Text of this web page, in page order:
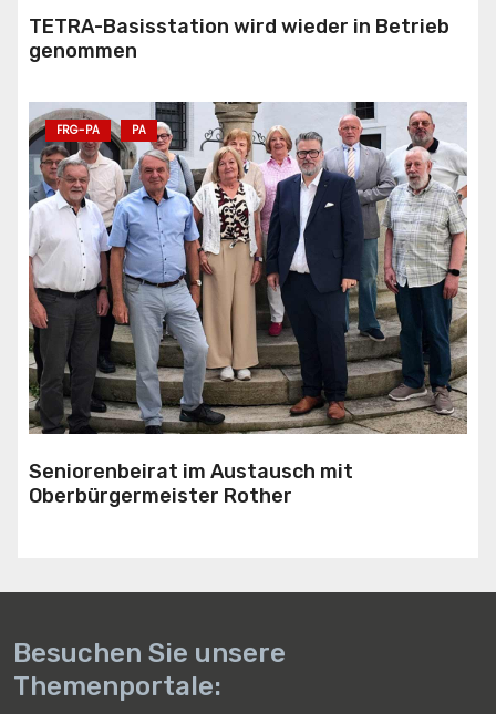
TETRA-Basisstation wird wieder in Betrieb
genommen
FRG-PA PA
Seniorenbeirat im Austausch mit
Oberbürgermeister Rother
Besuchen Sie unsere
Themenportale: